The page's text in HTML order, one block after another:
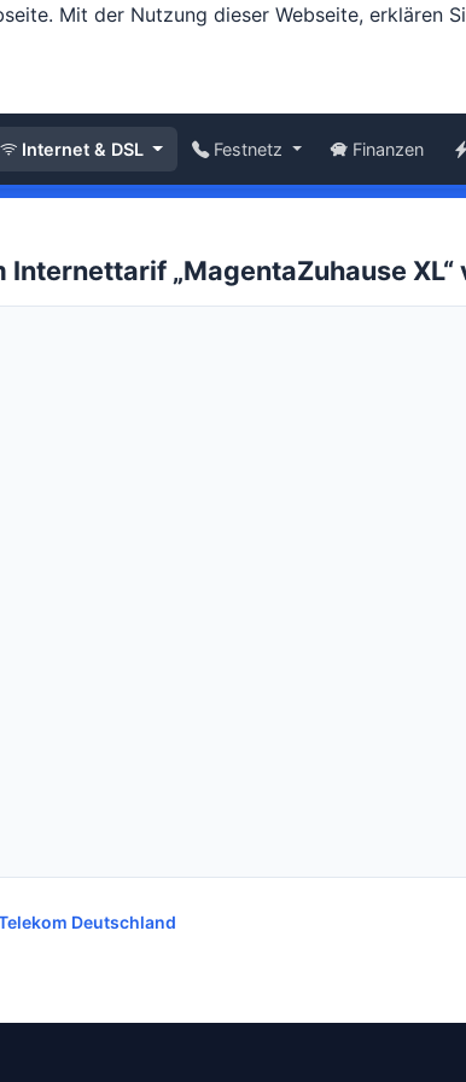
Mit der Nutzung dieser Webseite, erklären
Internet & DSL Festnetz Finanzen
„MagentaZuhause
Deutschland